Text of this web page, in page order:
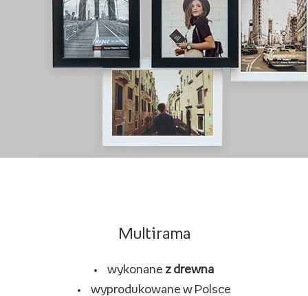
Multirama
wykonane z drewna
wyprodukowane w Polsce